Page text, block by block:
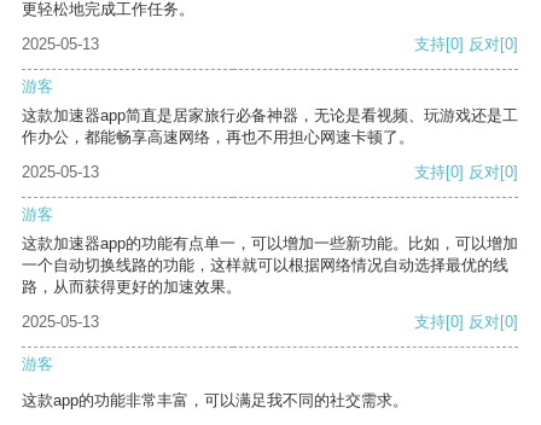
更轻松地完成工作任务。
2025-05-13
支持[0] 反对[0]
游客
这款加速器app简直是居家旅行必备神器，无论是看视频、玩游戏还是工
作办公，都能畅享高速网络，再也不用担心网速卡顿了。
2025-05-13
支持[0] 反对[0]
游客
这款加速器app的功能有点单一，可以增加一些新功能。比如，可以增加
一个自动切换线路的功能，这样就可以根据网络情况自动选择最优的线
路，从而获得更好的加速效果。
2025-05-13
支持[0] 反对[0]
游客
这款app的功能非常丰富，可以满足我不同的社交需求。